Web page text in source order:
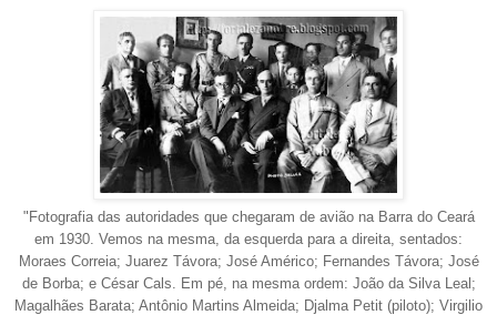
"Fotografia das autoridades que chegaram de avião na Barra do Ceará
em 1930. Vemos na mesma, da esquerda para a direita, sentados:
Moraes Correia; Juarez Távora; José Américo; Fernandes Távora; José
de Borba; e César Cals. Em pé, na mesma ordem: João da Silva Leal;
Magalhães Barata; Antônio Martins Almeida; Djalma Petit (piloto); Virgilio